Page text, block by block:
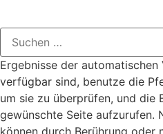
Ergebnisse der
verfügbar sind, benutze die
um sie zu überprüfen, und die
gewünschte Seite aufzurufen.
können durch Berührung oder